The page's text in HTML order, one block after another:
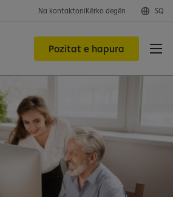
Na kontaktoniKërko degën SQ
Pozitat e hapura